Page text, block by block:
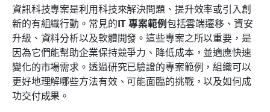
資訊科技專案是利用科技來解決問題、提升效率或引入創
新的有組織行動。常見的IT 專案範例包括雲端遷移、資安
升級、資料分析以及軟體開發。這些專案之所以重要，是
因為它們能幫助企業保持競爭力、降低成本，並適應快速
變化的市場需求。透過研究已驗證的專案範例，組織可以
更好地理解哪些方法有效、可能面臨的挑戰，以及如何成
功交付成果。
8 個典型的 IT 專案範例
經證實的 IT 專案管理最佳實務
透過 Lark 的使用案例精簡 IT 成功
IT 專案陷阱及克服方法